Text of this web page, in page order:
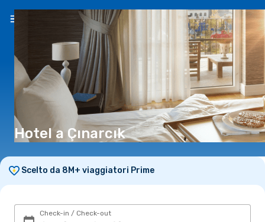
IT(€)
Hotel a Çınarcık
Scelto da 8M+ viaggiatori Prime
Check-in / Check-out